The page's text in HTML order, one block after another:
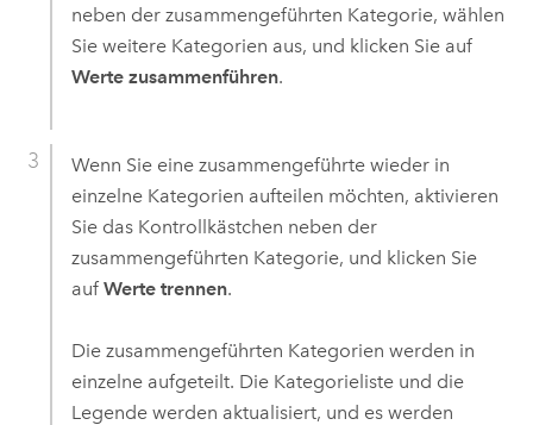
neben der zusammengeführten Kategorie, wählen
Sie weitere Kategorien aus, und klicken Sie auf
Werte zusammenführen.
Wenn Sie eine zusammengeführte wieder in
einzelne Kategorien aufteilen möchten, aktivieren
Sie das Kontrollkästchen neben der
zusammengeführten Kategorie, und klicken Sie
auf Werte trennen.
Die zusammengeführten Kategorien werden in
einzelne aufgeteilt. Die Kategorieliste und die
Legende werden aktualisiert, und es werden